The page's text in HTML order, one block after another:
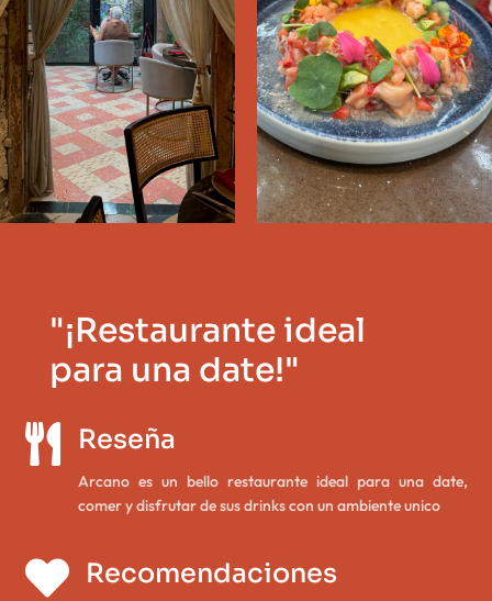
"¡Restaurante ideal
para una date!"
 Reseña
Arcano es un bello restaurante ideal para una date,
comer y disfrutar de sus drinks con un ambiente unico
 Recomendaciones